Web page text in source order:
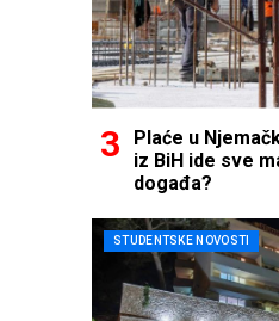
Plaće u
iz BiH ide sve
događa?
STUDENTSKE NOVOSTI